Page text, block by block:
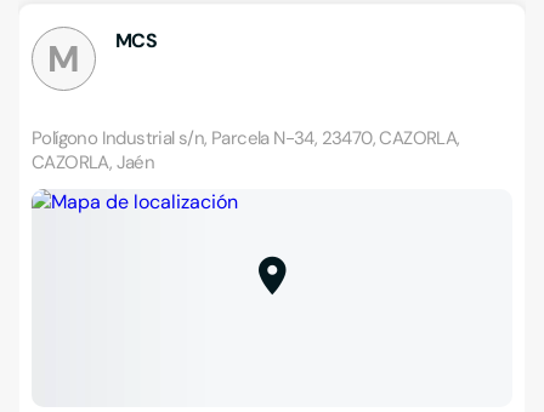
M MCS
Polígono Industrial s/n, Parcela N-34, 23470, CAZORLA,
CAZORLA, Jaén